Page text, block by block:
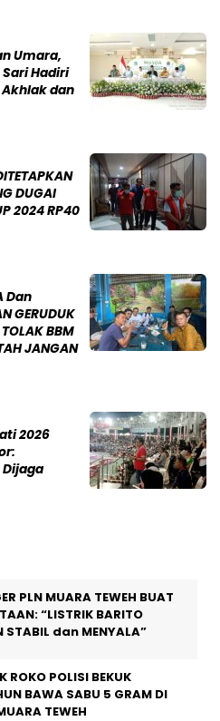
Umara,
Hadiri
Akhlak dan
DUGAI
2024 RP40
Dan
GERUDUK
BBM
JANGAN
2026
PLN MUARA TEWEH BUAT
“LISTRIK BARITO
STABIL dan MENYALA”
ROKO POLISI BEKUK
BAWA SABU 5 GRAM DI
TEWEH